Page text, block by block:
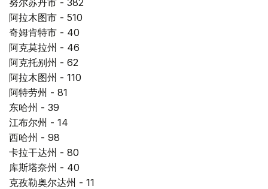
阿拉木图市 - 510
奇姆肯特市 - 40
阿克莫拉州 - 46
阿克托别州 - 62
阿拉木图州 - 110
阿特劳州 - 81
东哈州 - 39
江布尔州 - 14
西哈州 - 98
卡拉干达州 - 80
库斯塔奈州 - 40
克孜勒奥尔达州 - 11